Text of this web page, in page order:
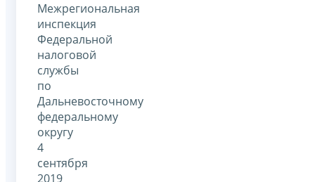
Межрегиональная
инспекция
Федеральной
налоговой
службы
по
Дальневосточному
федеральному
округу
4
сентября
2019